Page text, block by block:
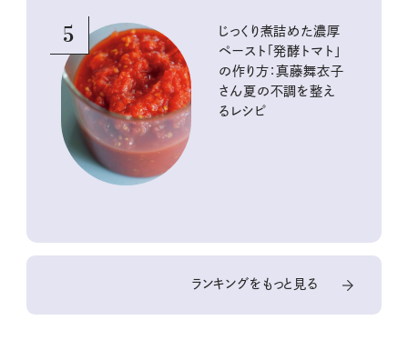
5
じっくり煮詰めた濃厚
ペースト「発酵トマト」
の作り方：真藤舞衣子
さん夏の不調を整え
るレシピ
ランキングをもっと見る